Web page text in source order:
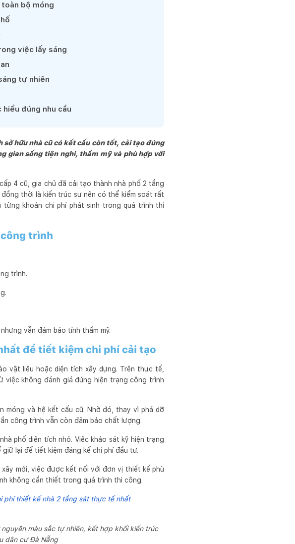
bộ móng
việc lấy sáng
tự nhiên
đúng nhu cầu
hữu nhà cũ có kết cấu còn tốt, cải tạo đúng
gian sống tiện nghi, thẩm mỹ và phù hợp với
4 cũ, gia chủ đã cải tạo thành nhà phố 2 tầng
thời là kiến trúc sư nên có thể kiểm soát rất
khoản chi phí phát sinh trong quá trình thi
trình
trình.
vẫn đảm bảo tính thẩm mỹ.
để tiết kiệm chi phí cải tạo
vật liệu hoặc diện tích xây dựng. Trên thực tế,
việc không đánh giá đúng hiện trạng công trình
móng và hệ kết cấu cũ. Nhờ đó, thay vì phá dỡ
công trình vẫn còn đảm bảo chất lượng.
phố diện tích nhỏ. Việc khảo sát kỹ hiện trạng
lại để tiết kiệm đáng kể chi phí đầu tư.
mới, việc được kết nối với đơn vị thiết kế phù
không cần thiết trong quá trình thi công.
phí thiết kế nhà 2 tầng sát thực tế nhất
màu sắc tự nhiên, kết hợp khối kiến trúc
dân cư Đà Nẵng